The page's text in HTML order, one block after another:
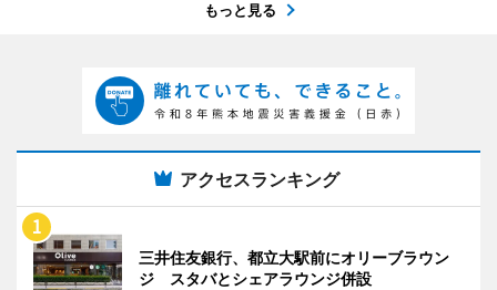
もっと見る
アクセスランキング
三井住友銀行、都立大駅前にオリーブラウン
ジ スタバとシェアラウンジ併設